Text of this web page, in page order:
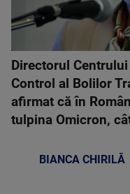
Directorul
Control al Bolilor
afirmat că în
tulpina Omicron,
BIANCA CHIRILĂ